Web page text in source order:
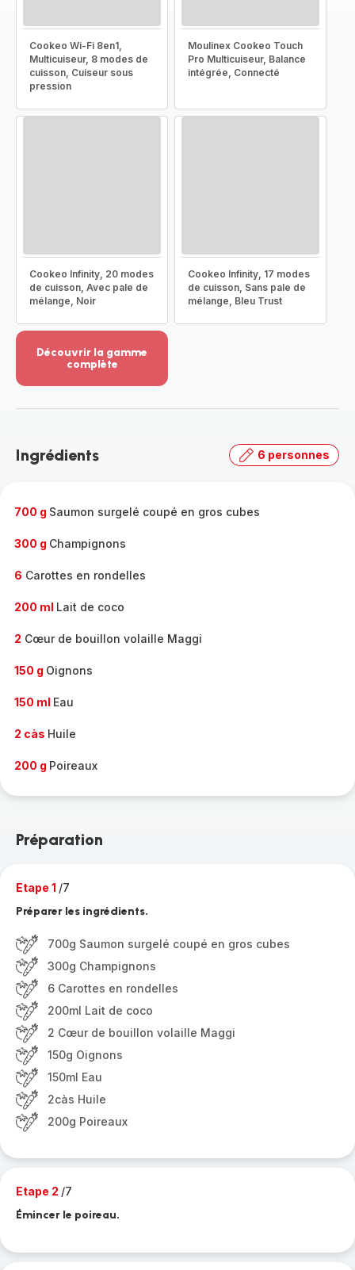
Cookeo Wi-Fi 8en1,
Multicuiseur, 8 modes de
cuisson, Cuiseur sous
pression
Moulinex Cookeo Touch
Pro Multicuiseur, Balance
intégrée, Connecté
Cookeo Infinity, 20 modes
de cuisson, Avec pale de
mélange, Noir
Cookeo Infinity, 17 modes
de cuisson, Sans pale de
mélange, Bleu Trust
Découvrir la gamme
complète
-
gamme
Ingrédients 6 personnes
700 g Saumon surgelé coupé en gros cubes
300 g Champignons
6 Carottes en rondelles
200 ml Lait de coco
2 Cœur de bouillon volaille Maggi
150 g Oignons
150 ml Eau
2 càs Huile
200 g Poireaux
Préparation
Etape 1 /7
Préparer les ingrédients.
700g Saumon surgelé coupé en gros cubes
300g Champignons
6 Carottes en rondelles
200ml Lait de coco
2 Cœur de bouillon volaille Maggi
150g Oignons
150ml Eau
2càs Huile
200g Poireaux
Etape 2 /7
Émincer le poireau.